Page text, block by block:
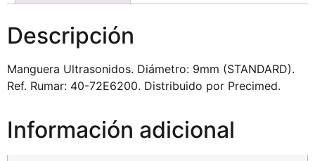
Descripción
Manguera Ultrasonidos. Diámetro: 9mm (STANDARD).
Ref. Rumar: 40-72E6200. Distribuido por Precimed.
Información adicional